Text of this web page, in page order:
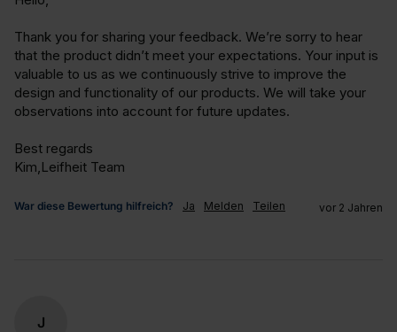
Thank you for sharing your feedback. We’re sorry to hear
that the product didn’t meet your expectations. Your input is
valuable to us as we continuously strive to improve the
design and functionality of our products. We will take your
observations into account for future updates.
Best regards
Kim,Leifheit Team
War diese Bewertung hilfreich? Ja Melden Teilen vor 2 Jahren
J